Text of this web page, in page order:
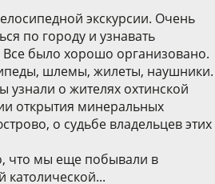
экскурсии. Очень
по городу и узнавать
было хорошо организовано.
шлемы, жилеты, наушники.
узнали о жителях охтинской
открытия минеральных
о судьбе владельцев этих
что мы еще побывали в
католической...